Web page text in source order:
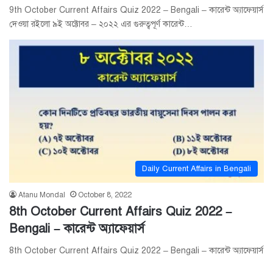
9th October Current Affairs Quiz 2022 – Bengali – কারেন্ট অ্যাফেয়ার্স
দেওয়া রইলো ৯ই অক্টোবর – ২০২২ এর গুরুত্বপূর্ণ কারেন্ট…
Daily Current Affairs in Bengali
Atanu Mondal October 8, 2022
8th October Current Affairs Quiz 2022 –
Bengali – কারেন্ট অ্যাফেয়ার্স
8th October Current Affairs Quiz 2022 – Bengali – কারেন্ট অ্যাফেয়ার্স